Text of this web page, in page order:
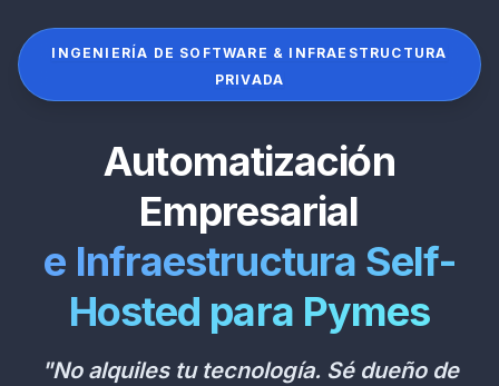
INGENIERÍA DE SOFTWARE & INFRAESTRUCTURA
PRIVADA
Automatización
Empresarial
e Infraestructura Self-
Hosted para Pymes
"No alquiles tu tecnología. Sé dueño de